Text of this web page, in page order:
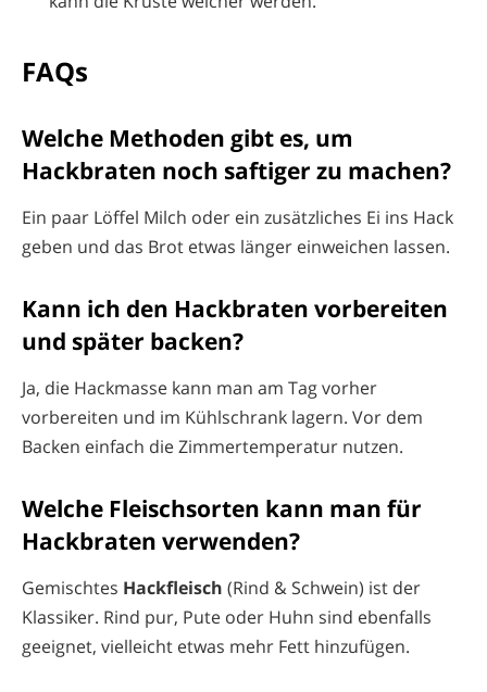
FAQs
Welche Methoden gibt es, um
Hackbraten noch saftiger zu machen?
Ein paar Löffel Milch oder ein zusätzliches Ei ins Hack
geben und das Brot etwas länger einweichen lassen.
Kann ich den Hackbraten vorbereiten
und später backen?
Ja, die Hackmasse kann man am Tag vorher
vorbereiten und im Kühlschrank lagern. Vor dem
Backen einfach die Zimmertemperatur nutzen.
Welche Fleischsorten kann man für
Hackbraten verwenden?
Gemischtes Hackfleisch (Rind & Schwein) ist der
Klassiker. Rind pur, Pute oder Huhn sind ebenfalls
geeignet, vielleicht etwas mehr Fett hinzufügen.